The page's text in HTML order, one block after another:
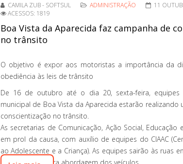
CAMILA ZUB - SOFTSUL ADMINISTRAÇÃO
11
ACESSOS: 1819
Boa Vista da Aparecida faz campanha de
no trânsito
O objetivo é expor aos motoristas a importância da
obediência às leis de trânsito
De 16 de outubro até o dia 20, sexta-feira, equipes
municipal de Boa Vista da Aparecida estarão realizando
conscientização no trânsito.
As secretarias de Comunicação, Ação Social, Educação
em prol da causa, com auxílio de equipes do CIAAC
ao Adolescente e a Criança). As equipes sairão às ruas